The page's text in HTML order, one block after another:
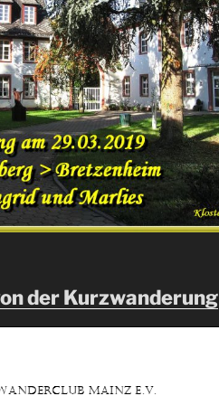
der Kurzwanderung